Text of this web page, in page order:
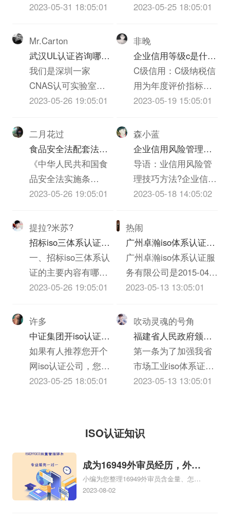
业的产业、基础素
老师和外部支持等等
诸多方面进行的综合
评价。信用评级有着
完整的体系，包括信
用评级的要素和指
方法和模型等方面的
内容。企业信用评价
指标的设定应充分考
虑下列原则：1、全面
性：能较全面...
2023-05-31 18:05:01
Mr.Carton
武汉UL认证咨询哪家
机构啊？必须是可以
做IT类iso三体系认证
UL认证的机构？
我们是深圳一家
CNAS认可实验室，
也是UL认证的一家实
体是什么ITiso三体系
认证，具体事宜也可
以跟我交流。联系方
式见我Bai空间，谢
谢！
2023-05-26 19:05:01
二月花过
食品安全法配套法规
和农iso三体系认证质
量安全法配套法规分
别是什么？
《中华人民共和国食
品安全法实施条
例》、《农iso三体系
《iso三体系认证质量
法》、《消费者权益
保护法》、《反不正
当竞争法》、《ISO
体系认证法》、《广
2023-05-26 19:05:01
提拉?米苏?
招标iso三体系认证的
主要内容有哪些
一、招标iso三体系认
证的主要内容有哪些
1、招标iso三体系认
（1）投标邀请；
（2）投标人须知，包
括密封、签署、盖章
要求等；（3）投标人
应当提交的资格、资
证编制要求和投标保
证金交纳方式；（5）
招标项目的...
2023-05-26 19:05:01
许多
中证集团开iso认证公
司有什么要求么？
如果有人推荐您开个
网iso认证公司，您一
定马上会想到资金来
邮寄、销售经验、库
存风险、售后服务等
一系列的问题，可能
会觉得困难重重、麻
烦多多，让您一筹莫
展。按照通常的网iso
2023-05-25 18:05:01
质检、实验员岗位上
重要，一下根据我的
经历和体会，谈谈我
对质量的看法，不当
之处请大家批评指正!
质量管理是企业发展
信誉，质量就是市
场，质量就是企业的
生命，没有过硬的iso
三体系认证质量就没
有企业...
2023-05-25 18:05:01
非晚
企业信用等级c是什么
意思
C级信用：C级纳税信
用为年度评价指标得
分40分以上不满70分
《纳税信誉等级评定
管理试行办法》（国
税发【2003】92号）
第五条规定，考核分
在20分以上60分以下
但有下列情形之一的
纳税人，一律定为C
级。（1）依法应当办
理登记而未...
2023-05-19 15:05:01
森小蓝
企业信用风险管理技
巧方法
导语：业信用风险管
理技巧方法?企业信用
管理，又称“赊销风险
企业信用政策，指导
和协调内部各部门的
业务活动，对客户信
息进行收集和评估，
对客户信用额度的授
节进行全部监督，以
保障应收账款安全和
及时安全收回的管
理。企业信用风险管
理技巧...
2023-05-18 14:05:02
热闹
广州卓瀚iso体系认证服
务有限公司怎么样？
广州卓瀚iso体系认证服
务有限公司是2015-04-
11在广东省广州市天河
公司(自然人投资或控
股)，申报地址位于广州
市越秀区东风东路836
号2座2204房。广州卓
瀚iso体系认证服务有限
企业...
2023-05-13 13:05:01
吹动灵魂的号角
福建省人民政府颁发
《关于加强市场工业
iso体系证书质量监督
检验与管理的暂行规
第一条为了加强我省
市场工业iso体系证书
的质量监督检验与管
体系证书流通，根据
《国务院批转国家标
强iso三体系认证质量
监督检验工作报告的
2023-05-13 13:05:01
ISO认证知识
成为16949外审员经历，外审
员16949
小编为您整理16949外审员含金量、怎么
才能成为注册的TS16949:2009的外审
2023-08-02